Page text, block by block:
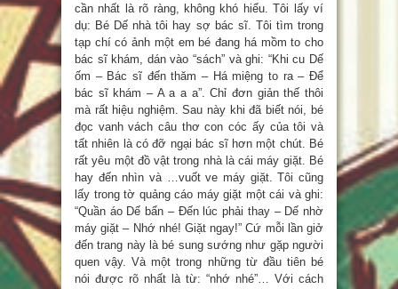
cần nhất là rõ ràng, không khó hiểu. Tôi lấy ví
dụ: Bé Dế nhà tôi hay sợ bác sĩ. Tôi tìm trong
tạp chí có ảnh một em bé đang há mồm to cho
bác sĩ khám, dán vào “sách” và ghi: “Khi cu Dế
ốm – Bác sĩ đến thăm – Há miệng to ra – Để
bác sĩ khám – A a a a”. Chỉ đơn giản thế thôi
mà rất hiệu nghiệm. Sau này khi đã biết nói, bé
đọc vanh vách câu thơ con cóc ấy của tôi và
tất nhiên là có đỡ ngại bác sĩ hơn một chút. Bé
rất yêu một đồ vật trong nhà là cái máy giặt. Bé
hay đến nhìn và …vuốt ve máy giặt. Tôi cũng
lấy trong tờ quảng cáo máy giặt một cái và ghi:
“Quần áo Dế bẩn – Đến lúc phải thay – Dế nhờ
máy giặt – Nhớ nhé! Giặt ngay!” Cứ mỗi lần giở
đến trang này là bé sung sướng như gặp người
quen vậy. Và một trong những từ đầu tiên bé
nói được rõ nhất là từ: “nhớ nhé”… Với cách